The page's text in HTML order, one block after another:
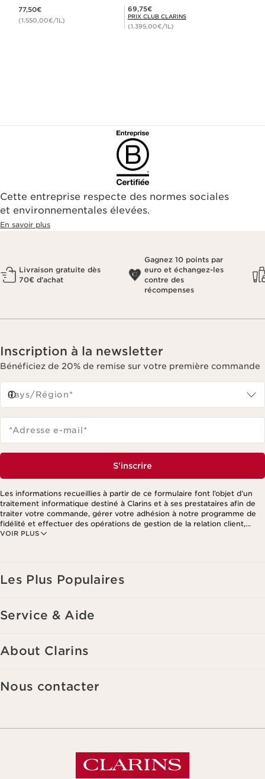
77,50€
(1.550,00€/1L)
Prix Club Clarins 69,75€
69,75€
PRIX CLUB CLARINS
(1.395,00€/1L)
Cette entreprise respecte des normes sociales
et environnementales élevées.
En savoir plus
Livraison gratuite dès
70€ d'achat
Gagnez 10 points par
euro et échangez-les
contre des
récompenses
Inscription à la newsletter
Bénéficiez de 20% de remise sur votre première commande
Pays/Région*
*Adresse e-mail*
S'inscrire
VOIR PLUS
Les informations recueillies à partir de ce formulaire font l’objet d’un
traitement informatique destiné à Clarins et à ses prestataires afin de
traiter votre commande, gérer votre adhésion à notre programme de
fidélité et effectuer des opérations de gestion de la relation client,
notamment pour vous adresser des offres personnalisées en fonction
Les Plus Populaires
Service & Aide
About Clarins
Nous contacter